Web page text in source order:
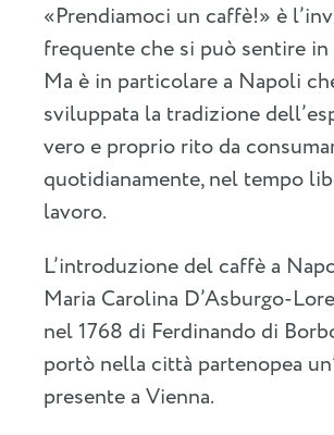
«Prendiamoci un caffè!» è
frequente che si può sentire
Ma è in particolare a Napoli
sviluppata la tradizione
vero e proprio rito da
quotidianamente, nel tempo
lavoro.
L’introduzione del caffè a
Maria Carolina D’Asburgo-
nel 1768 di Ferdinando di
portò nella città partenopea
presente a Vienna.